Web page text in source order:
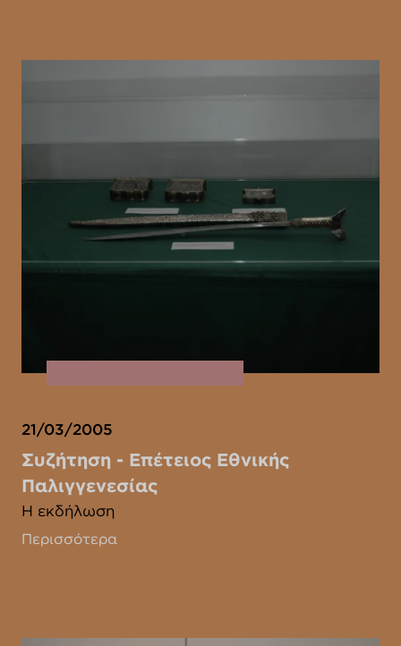
21/03/2005
Συζήτηση - Επέτειος Εθνικής
Παλιγγενεσίας
Η εκδήλωση
Περισσότερα